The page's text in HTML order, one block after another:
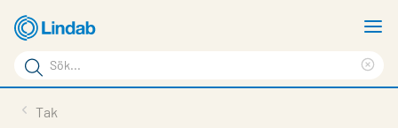
Hoppa
till
huvudinnehållet
Sökord
Sök
på
Tak